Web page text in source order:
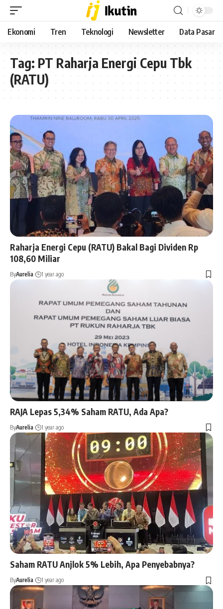
Ekonomi Tren Teknologi Newsletter Data Pasar
Tag: PT Raharja Energi Cepu Tbk
(RATU)
Raharja Energi Cepu (RATU) Bakal Bagi Dividen Rp
108,60 Miliar
ByAurelia 1 year ago
RAJA Lepas 5,34% Saham RATU, Ada Apa?
ByAurelia 1 year ago
Saham RATU Anjlok 5% Lebih, Apa Penyebabnya?
ByAurelia 1 year ago